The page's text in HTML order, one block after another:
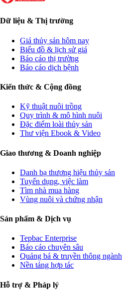
Dữ liệu & Thị trường
Giá thủy sản hôm nay
Biểu đồ & lịch sử giá
Báo cáo thị trường
Báo cáo dịch bệnh
Kiến thức & Cộng đồng
Kỹ thuật nuôi trồng
Quy trình & mô hình nuôi
Đặc điểm loài thủy sản
Thư viện Ebook & Video
Giao thương & Doanh nghiệp
Danh bạ thương hiệu thủy sản
Tuyển dụng, việc làm
Tìm nhà mua hàng
Vùng nuôi và chứng nhận
Sản phẩm & Dịch vụ
Tepbac Enterprise
Báo cáo chuyên sâu
Quảng bá & truyền thông ngành
Nền tảng hợp tác
Hỗ trợ & Pháp lý